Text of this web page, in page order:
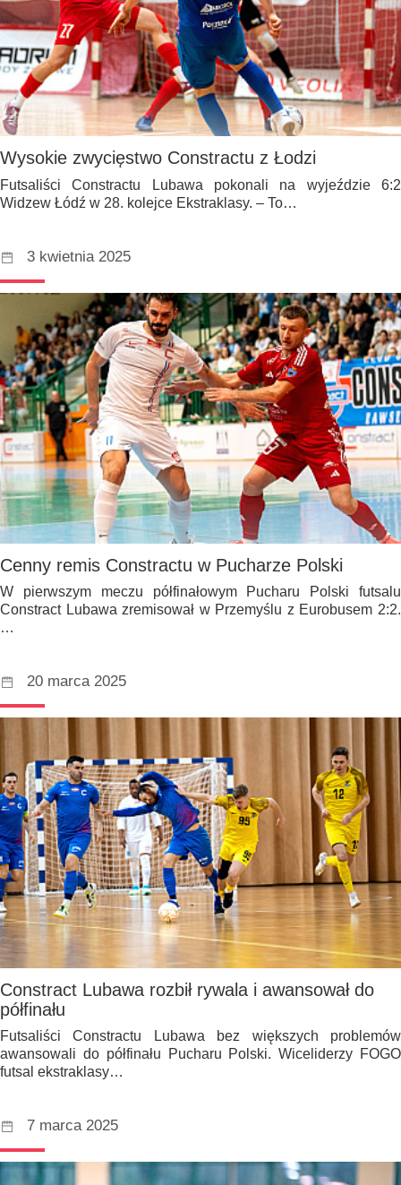
Wysokie zwycięstwo Constractu z Łodzi
Futsaliści Constractu Lubawa pokonali na wyjeździe 6:2
Widzew Łódź w 28. kolejce Ekstraklasy. – To…
3 kwietnia 2025
Cenny remis Constractu w Pucharze Polski
W pierwszym meczu półfinałowym Pucharu Polski futsalu
Constract Lubawa zremisował w Przemyślu z Eurobusem 2:2.
…
20 marca 2025
Constract Lubawa rozbił rywala i awansował do
półfinału
Futsaliści Constractu Lubawa bez większych problemów
awansowali do półfinału Pucharu Polski. Wiceliderzy FOGO
futsal ekstraklasy…
7 marca 2025